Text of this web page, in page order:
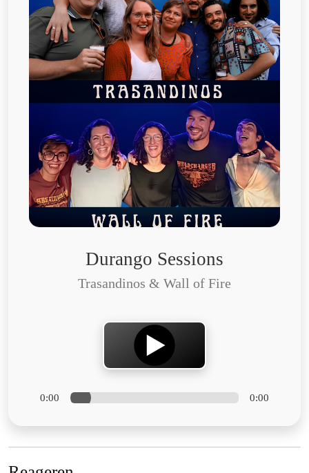
Durango Sessions
Trasandinos & Wall of Fire
0:00 0:00